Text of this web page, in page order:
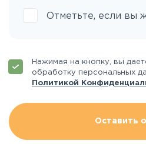
Отметьте, если вы
Нажимая на кнопку, вы
обработку персональных
Политикой
Оставить